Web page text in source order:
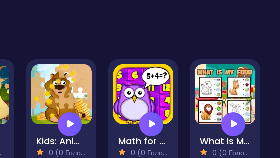
Kids: Animal Fun
0 (0 Голосів)
Math for Kids
0 (0 Голосів)
What Is My Food
0 (0 Голосів)